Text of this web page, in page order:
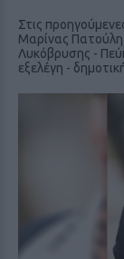
Στις
Μαρίνας
Λυκόβρυσης -
εξελέγη -